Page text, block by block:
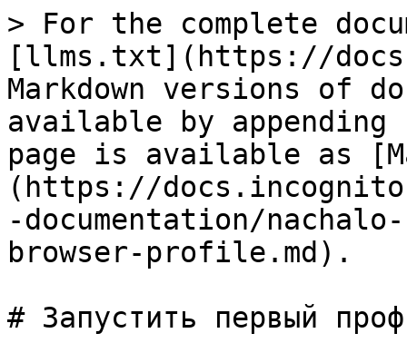
> For the complete
[llms.txt](https://
Markdown versions of
available by
page is available as
(https://
-documentation/
browser-profile.md).
# Запустить первый